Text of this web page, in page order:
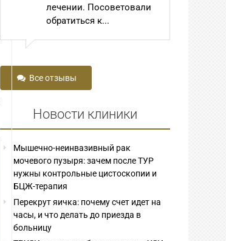
Одна, чуть не плача,
говорила: « И...
Все отзывы
Новости клиники
Мышечно-неинвазивный рак
мочевого пузыря: зачем после ТУР
нужны контрольные цистоскопии и
БЦЖ-терапия
Перекрут яичка: почему счет идет на
часы, и что делать до приезда в
больницу